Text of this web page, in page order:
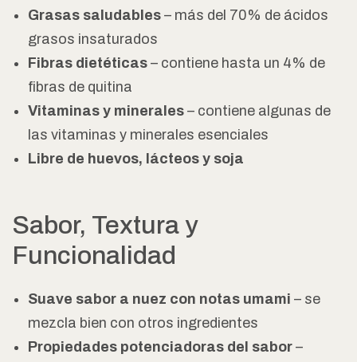
Grasas saludables – más del 70% de ácidos
grasos insaturados
Fibras dietéticas – contiene hasta un 4% de
fibras de quitina
Vitaminas y minerales – contiene algunas de
las vitaminas y minerales esenciales
Libre de huevos, lácteos y soja
Sabor, Textura y
Funcionalidad
Suave sabor a nuez con notas umami – se
mezcla bien con otros ingredientes
Propiedades potenciadoras del sabor –